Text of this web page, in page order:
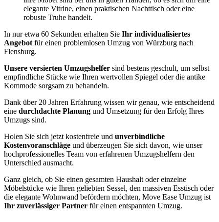
elegante Vitrine, einen praktischen Nachttisch oder eine
robuste Truhe handelt.
In nur etwa 60 Sekunden erhalten Sie Ihr individualisiertes
Angebot für einen problemlosen Umzug von Würzburg nach
Flensburg.
Unsere versierten Umzugshelfer sind bestens geschult, um selbst
empfindliche Stücke wie Ihren wertvollen Spiegel oder die antike
Kommode sorgsam zu behandeln.
Dank über 20 Jahren Erfahrung wissen wir genau, wie entscheidend
eine durchdachte Planung und Umsetzung für den Erfolg Ihres
Umzugs sind.
Holen Sie sich jetzt kostenfreie und unverbindliche
Kostenvoranschläge und überzeugen Sie sich davon, wie unser
hochprofessionelles Team von erfahrenen Umzugshelfern den
Unterschied ausmacht.
Ganz gleich, ob Sie einen gesamten Haushalt oder einzelne
Möbelstücke wie Ihren geliebten Sessel, den massiven Esstisch oder
die elegante Wohnwand befördern möchten, Move Ease Umzug ist
Ihr zuverlässiger Partner für einen entspannten Umzug.